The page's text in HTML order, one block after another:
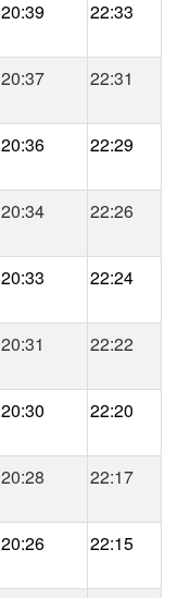
20:39 22:33
20:37 22:31
20:36 22:29
20:34 22:26
20:33 22:24
20:31 22:22
20:30 22:20
20:28 22:17
20:26 22:15